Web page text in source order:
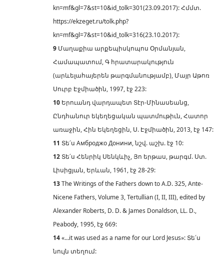
kn=mf&gl=7&st=10&id_tolk=301(23.09.2017): Հմմտ.
https://ekzeget.ru/tolk.php?
kn=mf&gl=7&st=10&id_tolk=316(23.10.2017):
9 Մաղաքիա արքեպիսկոպոս Օրմանյան,
Համապատում, Գ հրատարակություն
(արևելահայերեն թարգմանությամբ), Մայր Աթոռ
Սուրբ Էջմիածին, 1997, էջ 223:
10 Երուանդ վարդապետ Տէր-Մինասեանց,
Ընդհանուր եկեղեցական պատմութիւն, Հատոր
առաջին, Հին Եկեղեցին, Ս. Էջմիածին, 2013, էջ 147:
11 Տե՛ս Амброджо Донини, նշվ. աշխ. էջ 10:
12 Տե՛ս Հենրիկ Սենկևիչ, Յո երթաս, թարգմ. Ստ.
Լիսիցյան, Երևան, 1961, էջ 28-29:
13The Writings of the Fathers down to A.D. 325, Ante-
Nicene Fathers, Volume 3, Tertullian (I, II, III), edited by
Alexander Roberts, D. D. & James Donaldson, LL. D.,
Peabody, 1995, էջ 669:
14«…it was used as a name for our Lord Jesus»: Տե՛ս
նույն տեղում: